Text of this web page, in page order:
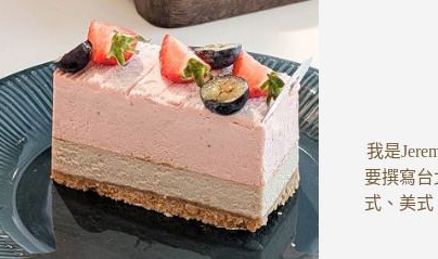
我是
要撰寫台
式、美